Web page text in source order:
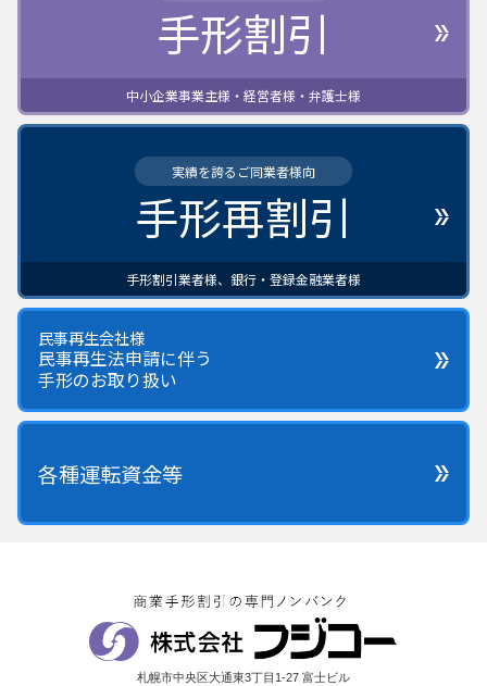
手形割引
中小企業事業主様・経営者様・弁護士様
実績を誇るご同業者様向
手形再割引
手形割引業者様、銀行・登録金融業者様
民事再生会社様
民事再生法申請に伴う
手形のお取り扱い
各種運転資金等
札幌市中央区大通東3丁目1-27 富士ビル